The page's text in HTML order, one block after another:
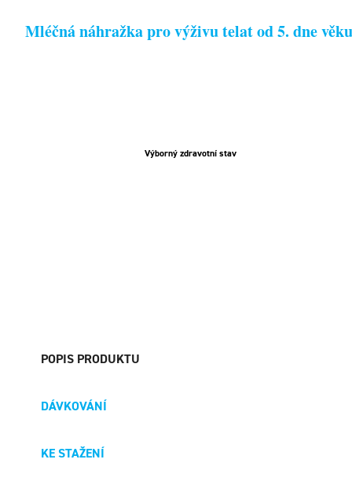
Mléčná náhražka pro výživu telat od 5. dne
Výborný zdravotní stav
POPIS PRODUKTU
DÁVKOVÁNÍ
KE STAŽENÍ